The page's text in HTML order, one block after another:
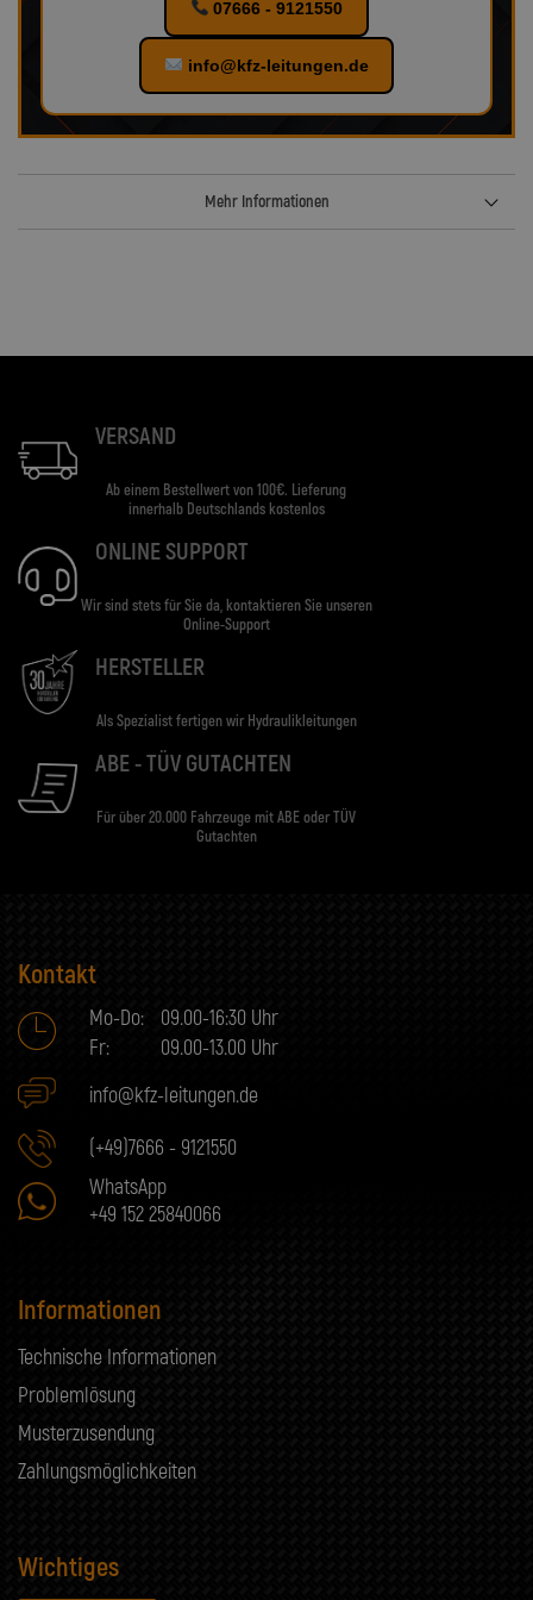
07666 - 9121550
info@kfz-leitungen.de
Mehr Informationen
VERSAND
Ab einem Bestellwert von 100€. Lieferung
innerhalb Deutschlands kostenlos
ONLINE SUPPORT
Wir sind stets für Sie da, kontaktieren Sie unseren
Online-Support
HERSTELLER
Als Spezialist fertigen wir Hydraulikleitungen
ABE - TÜV GUTACHTEN
Für über 20.000 Fahrzeuge mit ABE oder TÜV
Gutachten
Kontakt
Mo-Do:
09.00-16:30 Uhr
Fr:
09.00-13.00 Uhr
info@kfz-leitungen.de
(+49)7666 - 9121550
WhatsApp
+49 152 25840066
Informationen
Technische Informationen
Problemlösung
Musterzusendung
Zahlungsmöglichkeiten
Wichtiges